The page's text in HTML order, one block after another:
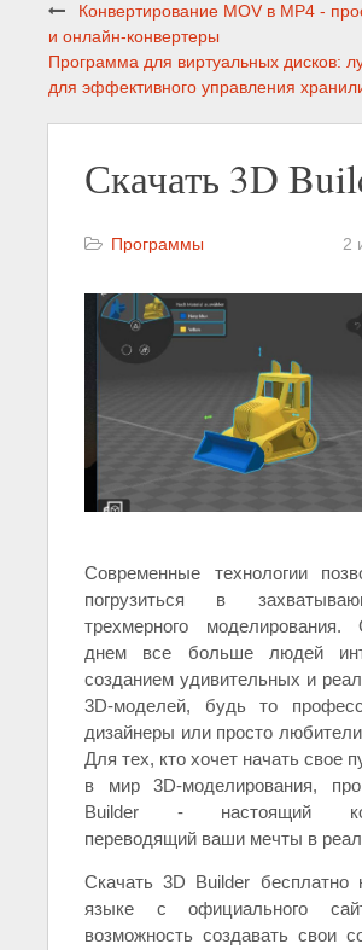
Конвертирование MOV в MP4 -
и онлайн-конвертеры
Программа для виртуальных дисков:
для эффективного управления
Скачать 3D
Программы 2
Современные технологии
погрузиться в
трехмерного
днем все больше людей
созданием удивительных и
3D-моделей, будь то
дизайнеры или просто любители
Для тех, кто хочет начать свое
в мир 3D-моделирования,
Builder - настоящий
переводящий ваши мечты в
Скачать 3D Builder бесплатно
языке с официального
возможность создавать свои